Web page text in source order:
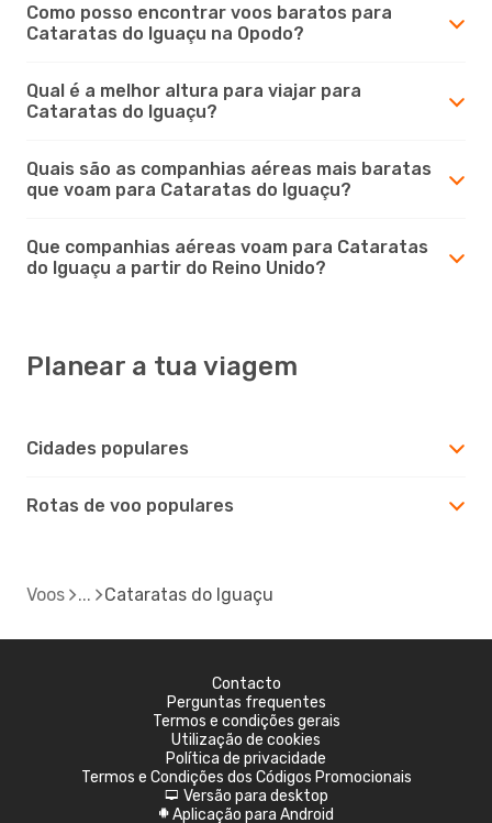
Como posso encontrar voos baratos para
Cataratas do Iguaçu na Opodo?
Qual é a melhor altura para viajar para
Cataratas do Iguaçu?
Quais são as companhias aéreas mais baratas
que voam para Cataratas do Iguaçu?
Que companhias aéreas voam para Cataratas
do Iguaçu a partir do Reino Unido?
Planear a tua viagem
Cidades populares
Rotas de voo populares
Voos Cataratas do Iguaçu
Contacto
Perguntas frequentes
Termos e condições gerais
Utilização de cookies
Política de privacidade
Termos e Condições dos Códigos Promocionais
d Versão para desktop
A Aplicação para Android